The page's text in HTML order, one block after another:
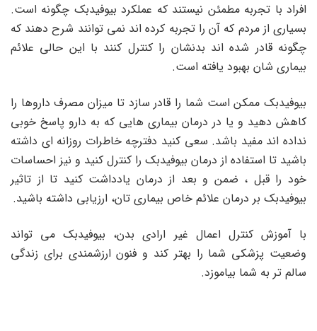
افراد با تجربه مطمئن نیستند که عملکرد بیوفیدبک چگونه است.
بسیاری از مردم که آن را تجربه کرده اند نمی توانند شرح دهند که
چگونه قادر شده اند بدنشان را کنترل کنند با این حالی علائم
بیماری شان بهبود یافته است.
بیوفیدبک ممکن است شما را قادر سازد تا میزان مصرف داروها را
کاهش دهید و یا در درمان بیماری هایی که به دارو پاسخ خوبی
نداده اند مفید باشد. سعی کنید دفترچه خاطرات روزانه ای داشته
باشید تا استفاده از درمان بیوفیدبک را کنترل کنید و نیز احساسات
خود را قبل ، ضمن و بعد از درمان یادداشت کنید تا از تاثیر
بیوفیدبک بر درمان علائم خاص بیماری تان، ارزیابی داشته باشید.
با آموزش کنترل اعمال غیر ارادی بدن، بیوفیدبک می تواند
وضعیت پزشکی شما را بهتر کند و فنون ارزشمندی برای زندگی
سالم تر به شما بیاموزد.